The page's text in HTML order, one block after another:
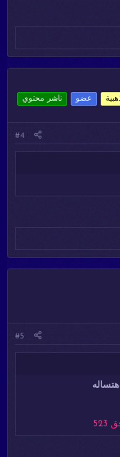
عضو ناشر محتوي
#4
#5